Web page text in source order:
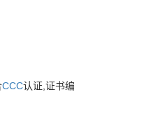
CCC认证,证书编